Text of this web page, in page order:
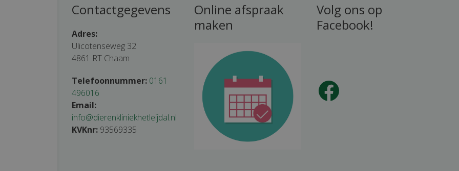
Contactgegevens
Adres:
Ulicotenseweg 32
4861 RT Chaam
Telefoonnummer: 0161
496016
Email:
info@dierenkliniekhetleijdal.nl
KVKnr: 93569335
Online afspraak
maken
Volg ons op
Facebook!
Facebook